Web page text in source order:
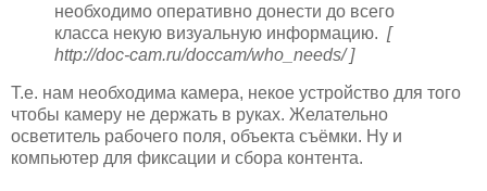
необходимо оперативно донести до всего
класса некую визуальную информацию. [
http://doc-cam.ru/doccam/who_needs/ ]
Т.е. нам необходима камера, некое устройство для того
чтобы камеру не держать в руках. Желательно
осветитель рабочего поля, объекта съёмки. Ну и
компьютер для фиксации и сбора контента.